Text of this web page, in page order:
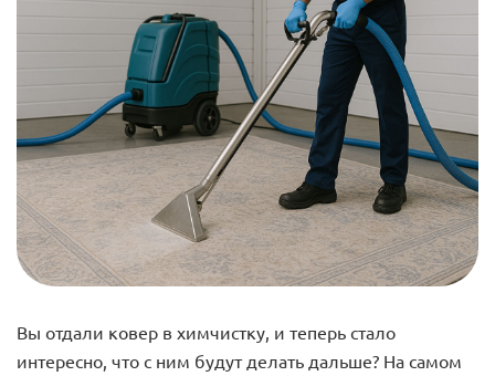
Вы отдали ковер в химчистку, и теперь стало
интересно, что с ним будут делать дальше? На самом